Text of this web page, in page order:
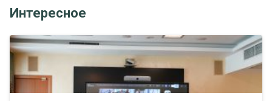
Интересное